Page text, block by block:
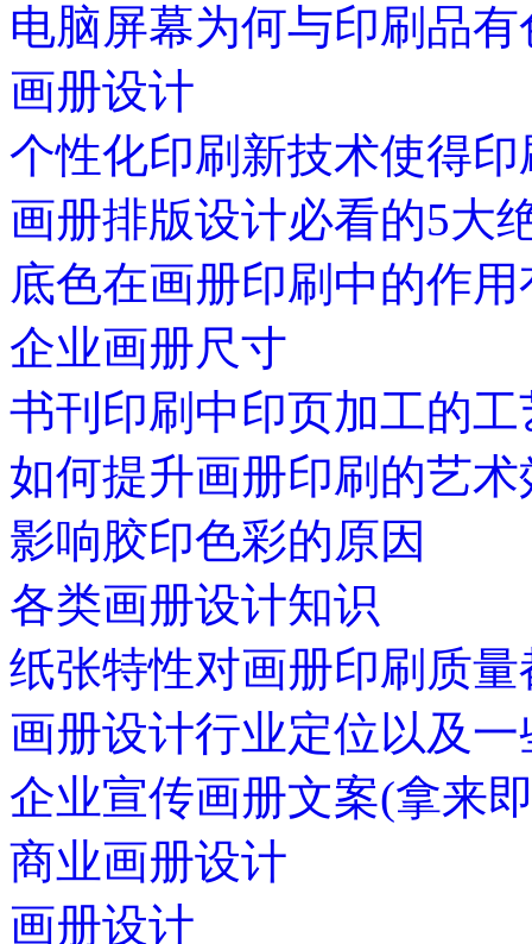
电脑屏幕为何与印刷品有
画册设计
个性化印刷新技术使得
画册排版设计必看的5大
底色在画册印刷中的作
企业画册尺寸
书刊印刷中印页加工的工
如何提升画册印刷的艺术
影响胶印色彩的原因
各类画册设计知识
纸张特性对画册印刷质
画册设计行业定位以及
企业宣传画册文案(拿来
商业画册设计
画册设计